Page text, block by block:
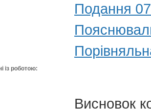
Подання
із роботою:
Висновок